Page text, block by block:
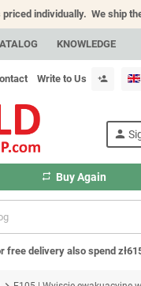
individually. We ship
KNOWLEDGE
Write to Us person_add
person
repeat Buy Again
free delivery also spend